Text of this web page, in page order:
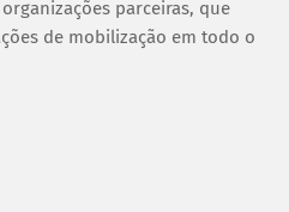
parceiras, que
de mobilização em todo o